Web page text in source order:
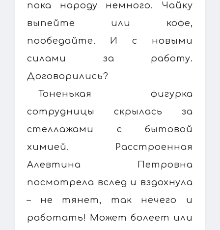
пока народу немного. Чайку
выпейте или кофе,
пообедайте. И с новыми
силами за работу.
Договорились?
Тоненькая фигурка
сотрудницы скрылась за
стеллажами с бытовой
химией. Расстроенная
Алевтина Петровна
посмотрела вслед и вздохнула
– не тянет, так нечего и
работать! Может болеет или